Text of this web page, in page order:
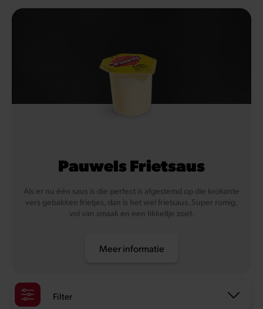
Pauwels Frietsaus
Als er nu één saus is die perfect is afgestemd op die krokante
vers gebakken frietjes, dan is het wel frietsaus. Super romig,
vol van smaak en een tikkeltje zoet.
Meer informatie
Filter